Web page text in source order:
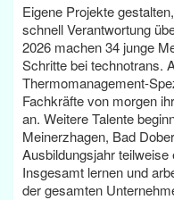
Eigene Projekte
schnell Verantwortung
2026 machen 34 junge
Schritte bei technotrans.
Thermomanagement-
Fachkräfte von morgen
an. Weitere Talente
Meinerzhagen, Bad
Ausbildungsjahr
Insgesamt lernen und
der gesamten